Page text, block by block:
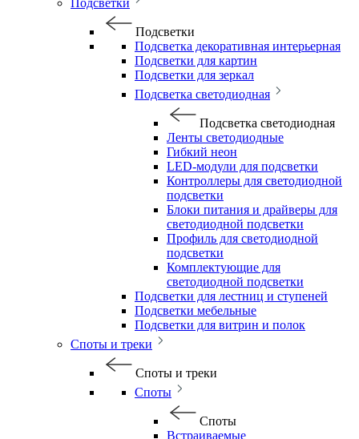
Подсветки
Подсветки
Подсветка декоративная интерьерная
Подсветки для картин
Подсветки для зеркал
Подсветка светодиодная
Подсветка светодиодная
Ленты светодиодные
Гибкий неон
LED-модули для подсветки
Контроллеры для светодиодной
подсветки
Блоки питания и драйверы для
светодиодной подсветки
Профиль для светодиодной
подсветки
Комплектующие для
светодиодной подсветки
Подсветки для лестниц и ступеней
Подсветки мебельные
Подсветки для витрин и полок
Споты и треки
Споты и треки
Споты
Споты
Встраиваемые